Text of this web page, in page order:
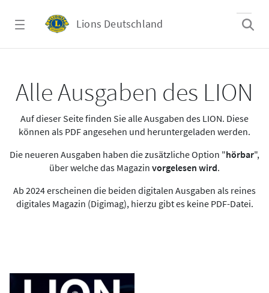
Lions Deutschland
Alle Ausgaben des LION
Auf dieser Seite finden Sie alle Ausgaben des LION. Diese
können als PDF angesehen und heruntergeladen werden.
Die neueren Ausgaben haben die zusätzliche Option "hörbar",
über welche das Magazin vorgelesen wird.
Ab 2024 erscheinen die beiden digitalen Ausgaben als reines
digitales Magazin (Digimag), hierzu gibt es keine PDF-Datei.